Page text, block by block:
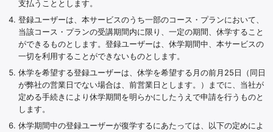
支払うこととします。
登録ユーザーは、本サービスのうち一部のコース・プランにおいて、
当該コース・プランの受講期間内に限り、一定の期間、休学すること
ができるものとします。登録ユーザーは、休学期間中、本サービスの
一切を利用することができないものとします。
休学を希望する登録ユーザーは、休学を希望する月の前月25日（同日
が弊社の営業日でない場合は、前営業日とします。）までに、当社が
定める手続きにより休学期間を明らかにしたうえで申請を行うものと
します。
休学期間中の登録ユーザーが復学するにあたっては、以下の定めによ